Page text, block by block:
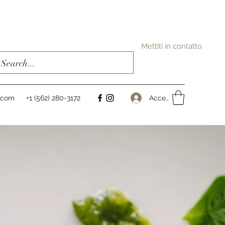
Mettiti in contatto
+1 (562) 280-3172 Accedi